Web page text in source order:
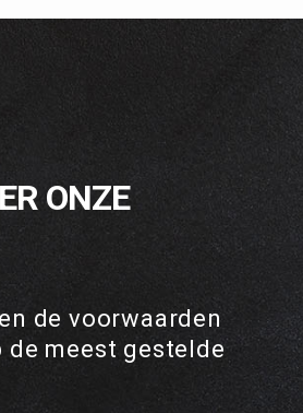
ONZE
de voorwaarden
de meest gestelde